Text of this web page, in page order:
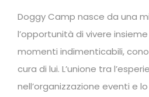
Doggy Camp nasce da una
l’opportunità di vivere
momenti indimenticabili,
cura di lui. L’unione tra
nell’organizzazione eventi e